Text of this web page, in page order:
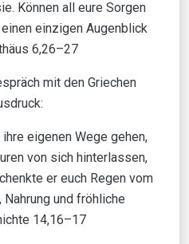
Können all eure Sorgen
einzigen Augenblick
6,26–27
mit den Griechen
eigenen Wege gehen,
von sich hinterlassen,
er euch Regen vom
und fröhliche
14,16–17